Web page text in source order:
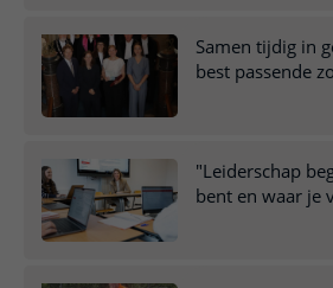
Betere zorg door onderzoek
Samen tijdig in
best passende
"Leiderschap
bent en waar je